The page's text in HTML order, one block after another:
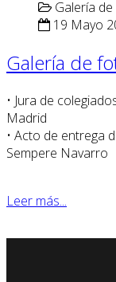
Galería
19 Mayo
Galería de
• Jura de
Madrid
• Acto de entrega
Sempere Navarro
Leer más...